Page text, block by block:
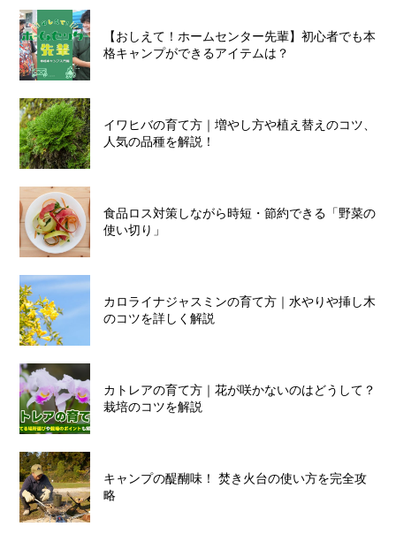
【おしえて！ホームセンター先輩】初心者でも本
格キャンプができるアイテムは？
イワヒバの育て方｜増やし方や植え替えのコツ、
人気の品種を解説！
食品ロス対策しながら時短・節約できる「野菜の
使い切り」
カロライナジャスミンの育て方｜水やりや挿し木
のコツを詳しく解説
カトレアの育て方｜花が咲かないのはどうして？
栽培のコツを解説
キャンプの醍醐味！ 焚き火台の使い方を完全攻
略